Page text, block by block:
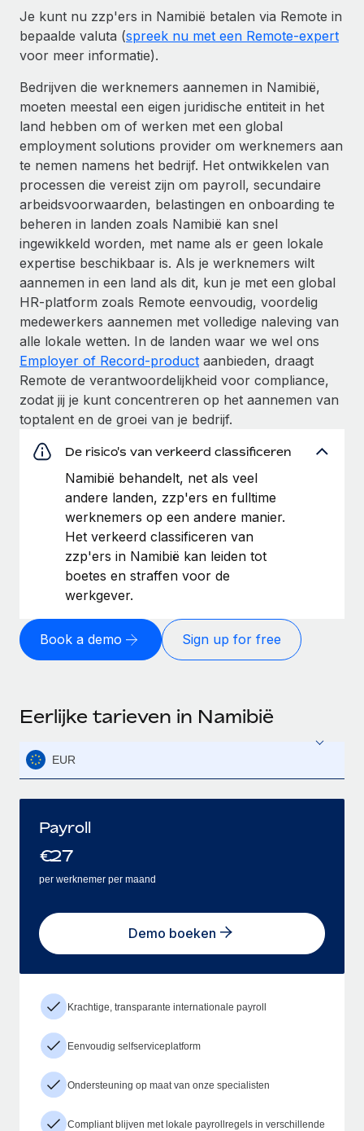
Je kunt nu zzp'ers in Namibië betalen via Remote in
bepaalde valuta (spreek nu met een Remote-expert
voor meer informatie).
Bedrijven die werknemers aannemen in Namibië,
moeten meestal een eigen juridische entiteit in het
land hebben om of werken met een global
employment solutions provider om werknemers aan
te nemen namens het bedrijf. Het ontwikkelen van
processen die vereist zijn om payroll, secundaire
arbeidsvoorwaarden, belastingen en onboarding te
beheren in landen zoals Namibië kan snel
ingewikkeld worden, met name als er geen lokale
expertise beschikbaar is. Als je werknemers wilt
aannemen in een land als dit, kun je met een global
HR-platform zoals Remote eenvoudig, voordelig
medewerkers aannemen met volledige naleving van
alle lokale wetten. In de landen waar we wel ons
Employer of Record-product aanbieden, draagt
Remote de verantwoordelijkheid voor compliance,
zodat jij je kunt concentreren op het aannemen van
toptalent en de groei van je bedrijf.
De risico's van verkeerd classificeren
Namibië behandelt, net als veel
andere landen, zzp'ers en fulltime
werknemers op een andere manier.
Het verkeerd classificeren van
zzp'ers in Namibië kan leiden tot
boetes en straffen voor de
werkgever.
Book a demo Sign up for free
Eerlijke tarieven in Namibië
EUR
Payroll
€27
per werknemer per maand
Demo boeken
Krachtige, transparante internationale payroll
Eenvoudig selfserviceplatform
Ondersteuning op maat van onze specialisten
Compliant blijven met lokale payrollregels in verschillende